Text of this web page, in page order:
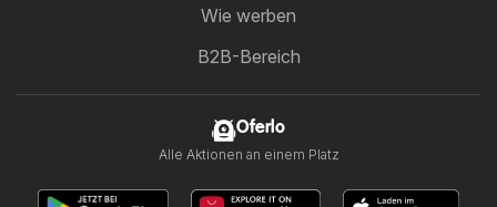
Wie werben
B2B-Bereich
Oferlo
Alle Aktionen an einem Platz